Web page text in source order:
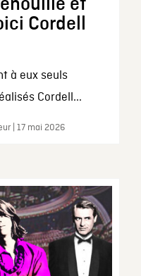
et
Cordell
à eux seuls
Cordell...
| 17 mai 2026